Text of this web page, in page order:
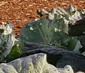
biorazgradnje komine
uvjetima
vrijeme obrade, nego
je više tipova
različiti izvori
s ciljem dodatne